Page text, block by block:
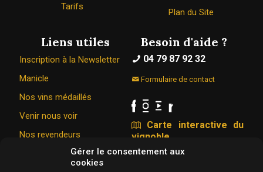
Gérer le consentement aux
cookies
Tarifs
Plan du Site
Liens utiles
Inscription à la Newsletter
Manicle
Nos vins médaillés
Venir nous voir
Nos revendeurs
Besoin d'aide ?
04 79 87 92 32
Formulaire de contact
Carte interactive du
vignoble